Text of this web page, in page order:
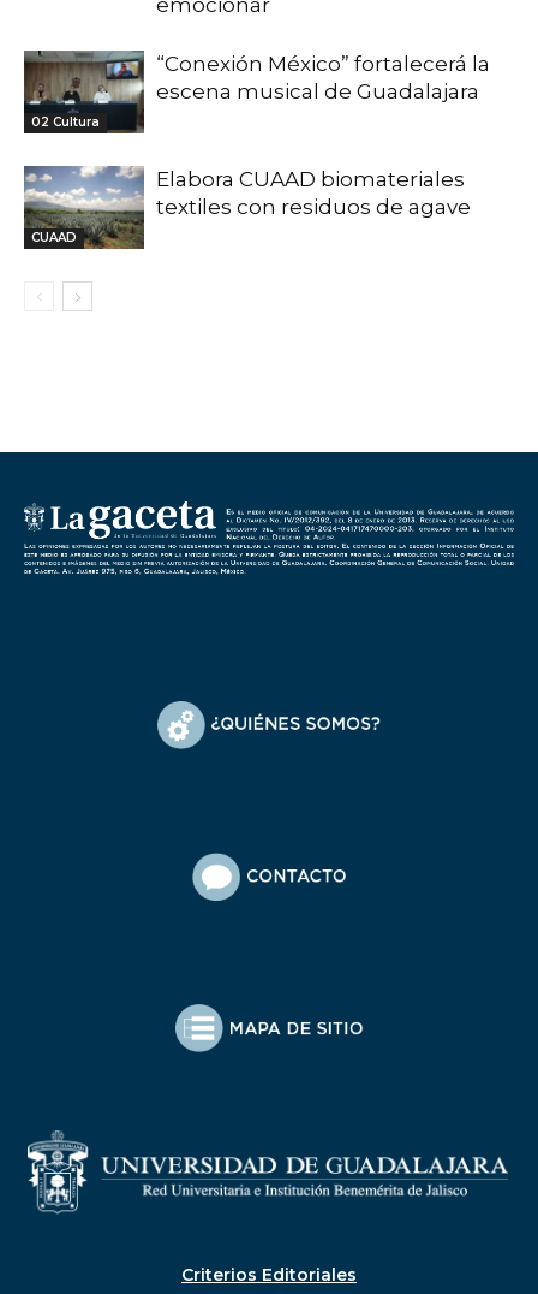
emocionar
02 Cultura
“Conexión México” fortalecerá la
escena musical de Guadalajara
CUAAD
Elabora CUAAD biomateriales
textiles con residuos de agave
Criterios Editoriales